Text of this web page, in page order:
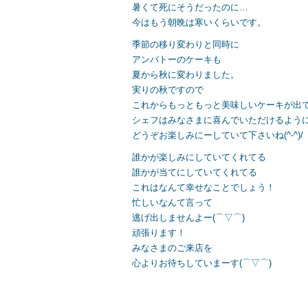
暑くて死にそうだったのに…
今はもう朝晩は寒いくらいです。
季節の移り変わりと同時に
アンバトーのケーキも
夏から秋に変わりました。
実りの秋ですので
これからもっともっと美味しいケーキが出
シェフはみなさまに喜んでいただけるよう
どうぞお楽しみにーしていて下さいね(^-^)/
誰かが楽しみにしていてくれてる
誰かが当てにしていてくれてる
これはなんて幸せなことでしょう！
忙しいなんて言って
逃げ出しませんよー(⌒▽⌒)
頑張ります！
みなさまのご来店を
心よりお待ちしていまーす(⌒▽⌒)